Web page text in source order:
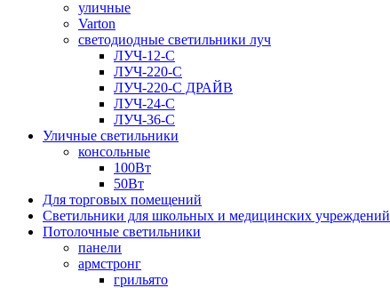
уличные
Varton
светодиодные светильники луч
ЛУЧ-12-С
ЛУЧ-220-С
ЛУЧ-220-С ДРАЙВ
ЛУЧ-24-С
ЛУЧ-36-С
Уличные светильники
консольные
100Вт
50Вт
Для торговых помещений
Светильники для школьных и медицинских учреждений
Потолочные светильники
панели
армстронг
грильято